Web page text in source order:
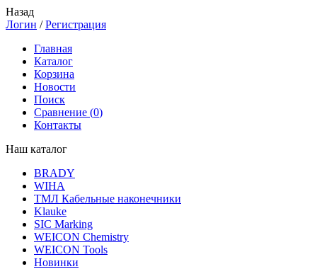
Назад
Логин /Регистрация
Главная
Каталог
Корзина
Новости
Поиск
Сравнение (0)
Контакты
Наш каталог
BRADY
WIHA
ТМЛ Кабельные наконечники
Klauke
SIC Marking
WEICON Chemistry
WEICON Tools
Новинки